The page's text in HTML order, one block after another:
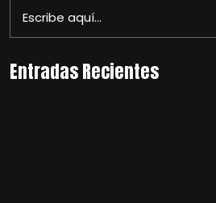
Entradas Recientes